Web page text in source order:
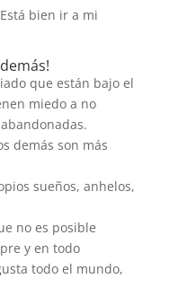
bien ir a mi
que están bajo el
miedo a no
demás son más
sueños, anhelos,
no es posible
y en todo
todo el mundo,